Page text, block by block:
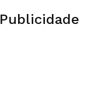
Publicidade